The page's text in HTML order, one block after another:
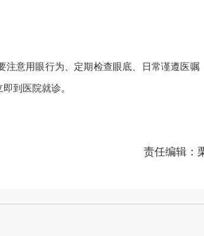
意用眼行为、定期检查眼底、日常谨遵医嘱
到医院就诊。
责任编辑：